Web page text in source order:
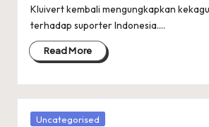
Kluivert kembali mengungkapkan
terhadap suporter Indonesia.…
Read More
Posted
Uncategorised